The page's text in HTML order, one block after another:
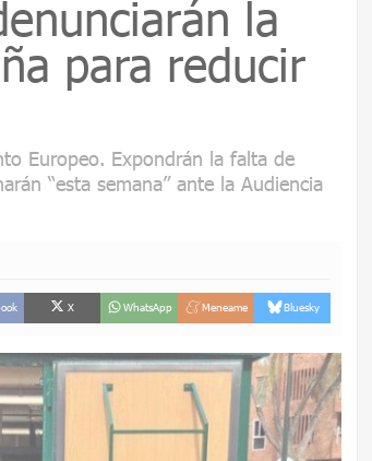
la
para reducir
Europeo. Expondrán la falta de
“esta semana” ante la Audiencia
X WhatsApp Meneame Bluesky